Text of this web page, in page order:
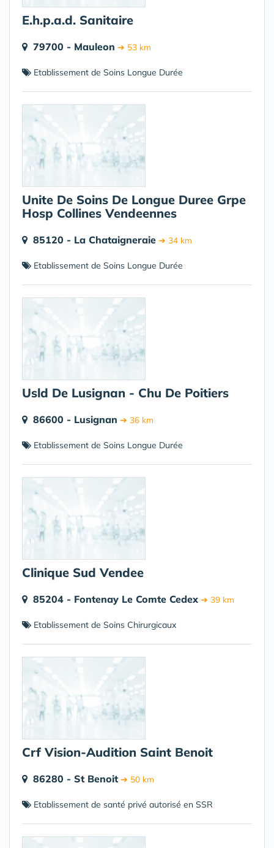
E.h.p.a.d. Sanitaire
79700 - Mauleon ➔ 53 km
Etablissement de Soins Longue Durée
Unite De Soins De Longue Duree Grpe
Hosp Collines Vendeennes
85120 - La Chataigneraie ➔ 34 km
Etablissement de Soins Longue Durée
Usld De Lusignan - Chu De Poitiers
86600 - Lusignan ➔ 36 km
Etablissement de Soins Longue Durée
Clinique Sud Vendee
85204 - Fontenay Le Comte Cedex ➔ 39 km
Etablissement de Soins Chirurgicaux
Crf Vision-Audition Saint Benoit
86280 - St Benoit ➔ 50 km
Etablissement de santé privé autorisé en SSR